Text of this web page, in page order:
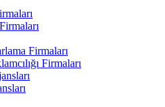
Firmaları
Firmaları